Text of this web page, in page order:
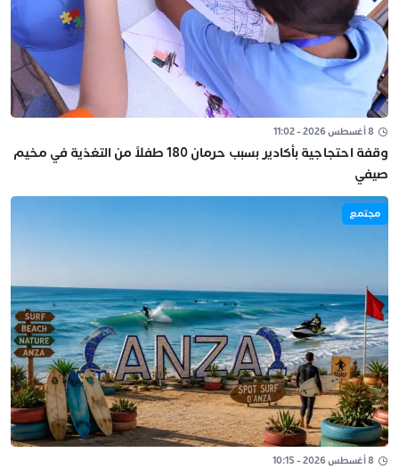
8 أغسطس 2026 - 11:02
وقفة احتجاجية بأكادير بسبب حرمان 180 طفلاً من التغذية في مخيم
صيفي
مجتمع
8 أغسطس 2026 - 10:15